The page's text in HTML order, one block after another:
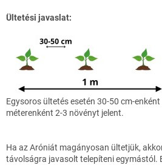
Ültetési javaslat:
Egysoros ültetés esetén 30-50 cm-
méterenként 2-3 növényt jelent.
Ha az Aróniát magányosan ültetjük,
távolságra javasolt telepíteni egymástól.